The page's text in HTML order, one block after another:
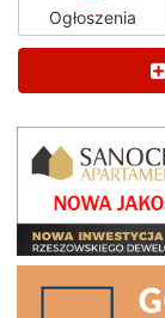
Ogłoszenia